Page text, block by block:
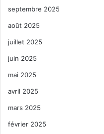
septembre 2025
août 2025
juillet 2025
juin 2025
mai 2025
avril 2025
mars 2025
février 2025